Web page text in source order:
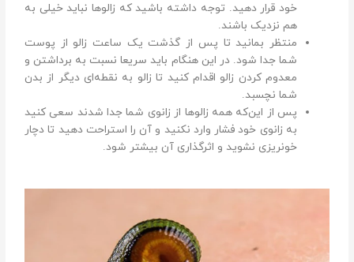
خود قرار دهید. توجه داشته باشید که زالو‌ها نباید خیلی به
هم نزدیک باشند.
منتظر بمانید تا پس از گذشت یک ساعت زالو از پوست
شما جدا شود. در این هنگام باید سریعا نسبت به برداشتن و
معدوم کردن زالو اقدام کنید تا زالو به نقطه‌ای دیگر از بدن
شما نچسبد.
پس ‌از این‌که همه زالو‌ها از زانوی شما جدا شدند سعی کنید
به زانوی خود فشار وارد نکنید و آن را استراحت دهید تا دچار
خونریزی نشوید و اثر‌گذاری آن بیشتر شود.